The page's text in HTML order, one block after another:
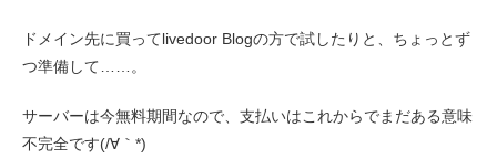
ドメイン先に買ってlivedoor Blogの方で試したりと、ちょっとず
つ準備して……。
サーバーは今無料期間なので、支払いはこれからでまだある意味
不完全です(/∀｀*)